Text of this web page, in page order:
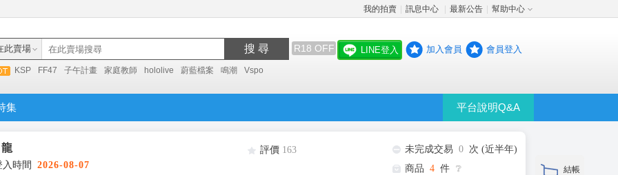
我的拍賣 訊息中心 最新公告 幫助中心
此賣場 搜 尋 R18 OFF
KSP FF47 子午計畫 家庭教師 hololive 蔚藍檔案 鳴潮 Vspo
LINE登入 加入會員 會員登入
集 平台說明Q&A
結帳
時間
2026-08-07
評價 163 未完成交易 0 次 (近半年)
商品 4 件 ❔